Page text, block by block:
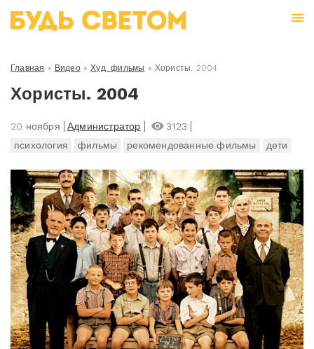
Главная » Видео» Худ. фильмы » Хористы. 2004
Хористы. 2004
20 ноября Администратор
3123
психология
фильмы рекомендованные фильмы дети